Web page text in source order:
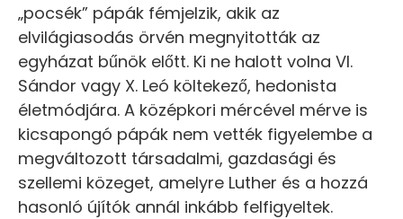
„pocsék” pápák fémjelzik, akik az
elvilágiasodás örvén megnyitották az
egyházat bűnök előtt. Ki ne halott volna VI.
Sándor vagy X. Leó költekező, hedonista
életmódjára. A középkori mércével mérve is
kicsapongó pápák nem vették figyelembe a
megváltozott társadalmi, gazdasági és
szellemi közeget, amelyre Luther és a hozzá
hasonló újítók annál inkább felfigyeltek.